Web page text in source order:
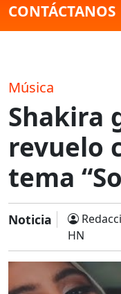
CONTÁCTANOS
Música
Shakira
revuelo
tema
Noticia
HN